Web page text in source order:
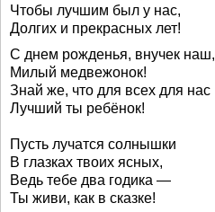
Чтобы лучшим был у нас,
Долгих и прекрасных лет!
С днем рожденья, внучек наш,
Милый медвежонок!
Знай же, что для всех для нас
Лучший ты ребёнок!
Пусть лучатся солнышки
В глазках твоих ясных,
Ведь тебе два годика —
Ты живи, как в сказке!